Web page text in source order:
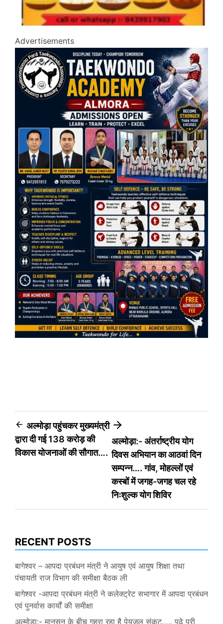
Advertisements
Post
navigation
अल्मोड़ा पहुंचकर मुख्यमंत्री
द्वारा दी गई 138 करोड़ की
विकास योजनाओं की सौगात….
अल्मोड़ा:- अंतर्राष्ट्रीय योग
दिवस अभियान का आठवां दिन
सम्पन्न…. गांव, मोहल्लों एवं
कस्बों में जगह-जगह चल रहे
निःशुल्क योग शिविर
RECENT POSTS
बागेश्वर – आपदा प्रबंधन मंत्री ने आयुष एवं आयुष शिक्षा तथा
पंचायती राज विभाग की समीक्षा बैठक ली
बागेश्वर -आपदा प्रबंधन मंत्री ने कलेक्ट्रेट सभागार में आपदा प्रबंधन
एवं पुनर्वास कार्यों की समीक्षा
अल्मोड़ा:- मानसून के बीच गहरा रहा है पेयजल संकट….. पढ़े पूरी